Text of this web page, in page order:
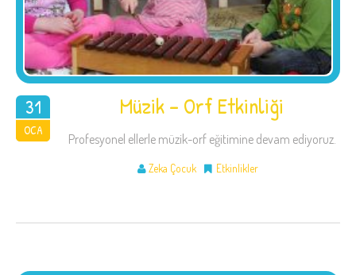
31
OCA
2018
Müzik – Orf Etkinliği
Profesyonel ellerle müzik-orf eğitimine devam ediyoruz.
Zeka Çocuk Etkinlikler